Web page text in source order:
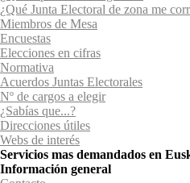
¿Qué Junta Electoral de zona me
Miembros de Mesa
Encuestas
Elecciones en cifras
Normativa
Acuerdos Juntas Electorales
Nº de cargos a elegir
¿Sabías que...?
Direcciones útiles
Webs de interés
Servicios mas demandados en
Información general